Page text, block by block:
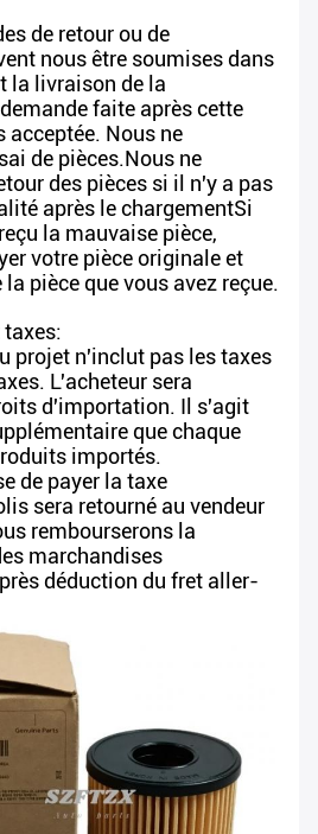
de retour ou de
nous être soumises dans
la livraison de la
faite après cette
acceptée. Nous ne
de pièces.Nous ne
des pièces si il n'y a pas
après le chargementSi
la mauvaise pièce,
votre pièce originale et
pièce que vous avez reçue.
projet n'inclut pas les taxes
L'acheteur sera
d'importation. Il s'agit
que chaque
importés.
de payer la taxe
sera retourné au vendeur
rembourserons la
marchandises
déduction du fret aller-